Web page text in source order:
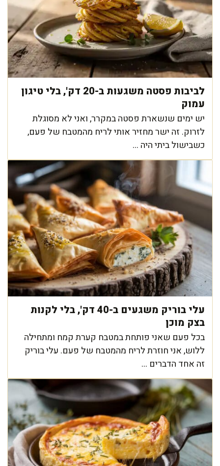
לביבות פסטה משגעות ב-20 דק', בלי טיגון
עמוק
יש ימים שנשארת פסטה במקרר, ואני לא מסוגלת
לזרוק. זה ישר מחזיר אותי לריח מהמטבח של פעם,
כשבישול ביתי היה ...
עלי בוריק משגעים ב-40 דק', בלי לקנות
בצק מוכן
בכל פעם שאני פותחת במטבח קערת קמח ומתחילה
ללוש, אני חוזרת לריח מהמטבח של פעם. עלי בוריק
זה אחד הדברים ...